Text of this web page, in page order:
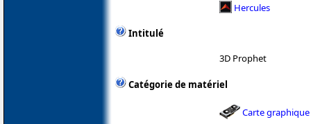
Hercules
Intitulé
3D Prophet
Catégorie de matériel
Carte graphique